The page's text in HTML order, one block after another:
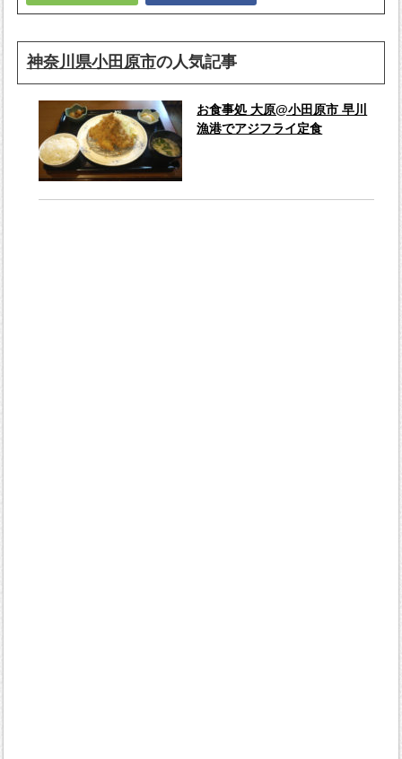
神奈川県小田原市の人気記事
お食事処 大原@小田原市 早川
漁港でアジフライ定食